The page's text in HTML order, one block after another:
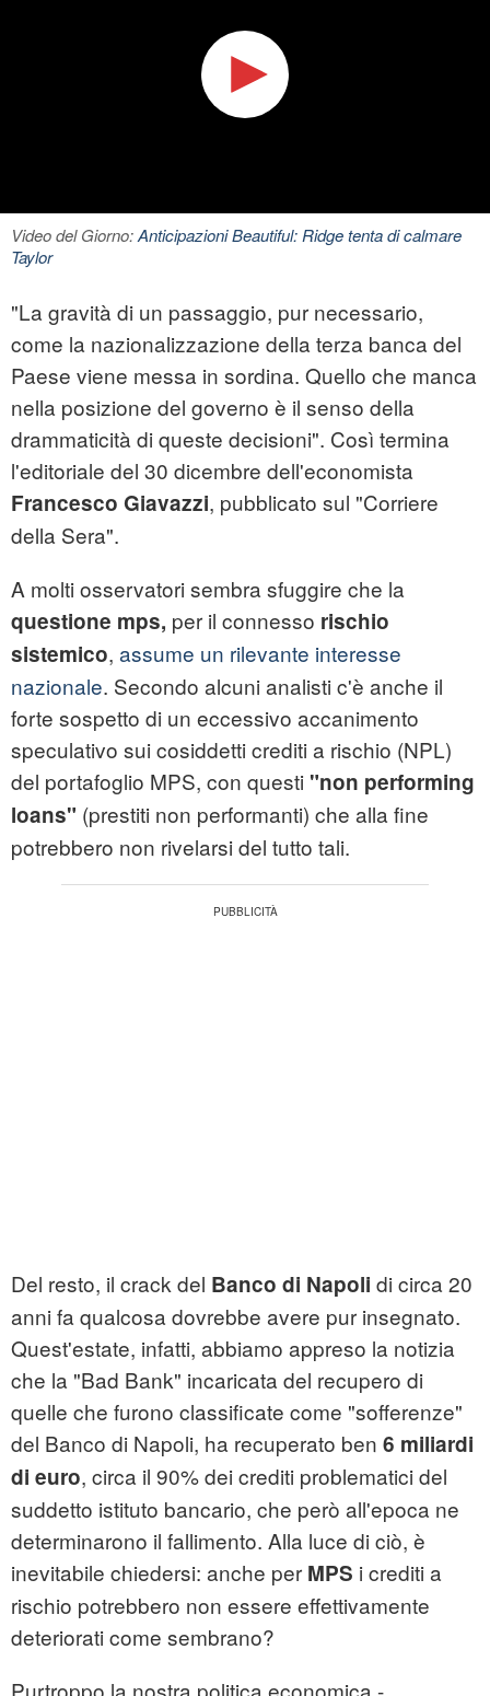
Video del Giorno:Anticipazioni Beautiful: Ridge tenta di calmare
Taylor
"La gravità di un passaggio, pur necessario,
come la nazionalizzazione della terza banca del
Paese viene messa in sordina. Quello che manca
nella posizione del governo è il senso della
drammaticità di queste decisioni". Così termina
l'editoriale del 30 dicembre dell'economista
Francesco Giavazzi, pubblicato sul "Corriere
della Sera".
A molti osservatori sembra sfuggire che la
questione mps, per il connesso rischio
sistemico, assume un rilevante interesse
nazionale. Secondo alcuni analisti c'è anche il
forte sospetto di un eccessivo accanimento
speculativo sui cosiddetti crediti a rischio (NPL)
del portafoglio MPS, con questi "non performing
loans" (prestiti non performanti) che alla fine
potrebbero non rivelarsi del tutto tali.
Del resto, il crack del Banco di Napoli di circa 20
anni fa qualcosa dovrebbe avere pur insegnato.
Quest'estate, infatti, abbiamo appreso la notizia
che la "Bad Bank" incaricata del recupero di
quelle che furono classificate come "sofferenze"
del Banco di Napoli, ha recuperato ben 6 miliardi
di euro, circa il 90% dei crediti problematici del
suddetto istituto bancario, che però all'epoca ne
determinarono il fallimento. Alla luce di ciò, è
inevitabile chiedersi: anche per MPS i crediti a
rischio potrebbero non essere effettivamente
deteriorati come sembrano?